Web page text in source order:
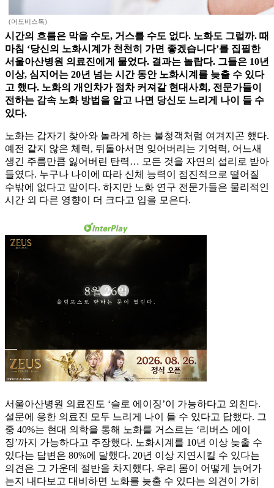
(어도비스톡)
시간의 흐름은 막을 수도, 거스를 수도 없다. 노화도 그럴까. 때
마침 ‘당신의 노화시계가 천천히 가면 좋겠습니다’를 집필한
서울아산병원 의료진에게 물었다. 결과는 놀랍다. 그들은 10년
이상, 심지어는 20년 넘는 시간 동안 노화시계를 늦출 수 있다
고 했다. 노화의 개인차가 점차 커져갈 현대사회, 전문가들이
전하는 감속 노화 방법을 알고 나면 당신도 느리게 나이 들 수
있다.
노화는 갑자기 찾아와 놀라게 하는 불청객처럼 여겨지곤 했다.
예전 같지 않은 체력, 뒤돌아서면 잊어버리는 기억력, 어느새
생긴 주름만큼 잃어버린 탄력… 모든 것을 자연의 섭리로 받아
들였다. 누구나 나이에 따라 신체 능력이 점진적으로 떨어질
수밖에 없다고 말이다. 하지만 노화 연구 전문가들은 물리적인
시간 외 다른 영향이 더 크다고 입을 모은다.
서울아산병원 의료진도 ‘슬로 에이징’이 가능하다고 외친다.
설문에 응한 의료진 모두 느리게 나이 들 수 있다고 답했다. 그
중 40%는 현대 의학을 통해 노화를 거스르는 ‘리버스 에이
징’까지 가능하다고 주장했다. 노화시계를 10년 이상 늦출 수
있다는 답변은 80%에 달했다. 20년 이상 지연시킬 수 있다는
의견은 그 가운데 절반을 차지했다. 우리 몸이 어떻게 늙어가
는지 내다보고 대비하면 노화를 늦출 수 있다는 의견이 가히